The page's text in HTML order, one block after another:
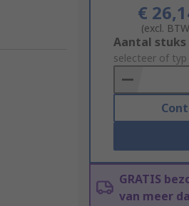
€
(excl.
Add
to
Basket
Aantal stuks
selecteer of typ
GRATIS
van meer